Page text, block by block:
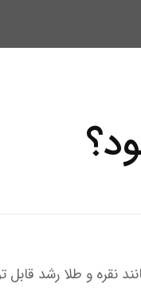
و فلزاتی مانند نقره و طلا